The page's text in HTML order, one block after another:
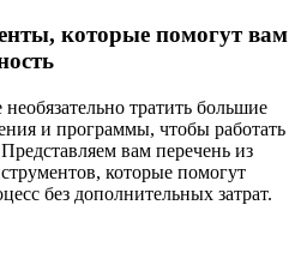
которые помогут вам
тратить большие
и программы, чтобы работать
вам перечень из
которые помогут
без дополнительных затрат.